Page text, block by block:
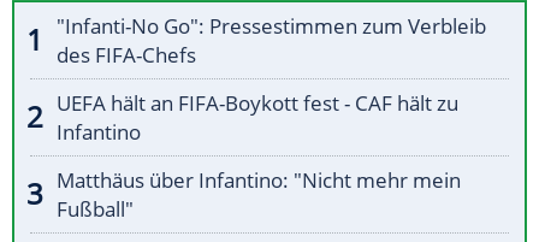
"Infanti-No Go": Pressestimmen zum Verbleib
des FIFA-Chefs
UEFA hält an FIFA-Boykott fest - CAF hält zu
Infantino
Matthäus über Infantino: "Nicht mehr mein
Fußball"